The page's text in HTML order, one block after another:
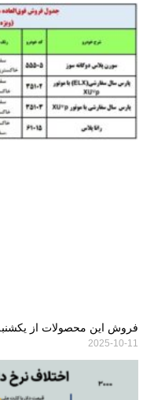
فروش این محصولات از یکشنبه 9 ژانویه
2025-10-11